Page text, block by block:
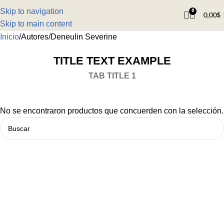
Skip to navigation
Skip to main content
0 0,00$
Inicio Autores Deneulin Severine
TITLE TEXT EXAMPLE
TAB TITLE 1
No se encontraron productos que concuerden con la selección.